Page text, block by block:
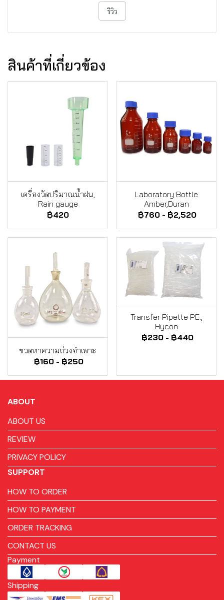
รีวิว
สินค้าที่เกี่ยวข้อง
เครื่องวัดปริมาณน้ำฝน,
Rain gauge
฿420
Laboratory Bottle
Amber,Duran
฿760 - ฿2,520
ขวดหาความถ่วงจำเพาะ
฿160 - ฿250
Transfer Pipette PE.,
Hycon
฿230 - ฿440
ABOUT
ABOUT US
REVIEW
PRIVACY POLICY
SUPPORT
HOW TO ORDER
HOW TO PAYMENT
ORDER TRACKING
CONTACT US
Payment
Shipping